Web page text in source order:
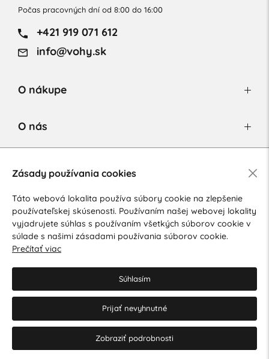
Počas pracovných dní od 8:00 do 16:00
+421 919 071 612
info@vohy.sk
O nákupe
O nás
Súhlasím so spracovaním osobných údajov pre marketingové
účely.Zásady ochrany osobných údajov.
Upraviť nastavenia Cookies
Web dizajn: MARLOW DESIGN
Zásady používania cookies
Táto webová lokalita používa súbory cookie na zlepšenie
používateľskej skúsenosti. Používaním našej webovej lokality
vyjadrujete súhlas s používaním všetkých súborov cookie v
súlade s našimi zásadami používania súborov cookie.
Prečítať viac
Súhlasím
Prijať nevyhnutné
Zobraziť podrobnosti